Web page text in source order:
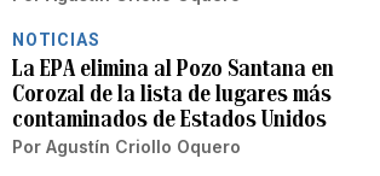
NOTICIAS
La EPA elimina al Pozo Santana en
Corozal de la lista de lugares más
contaminados de Estados Unidos
Por Agustín Criollo Oquero